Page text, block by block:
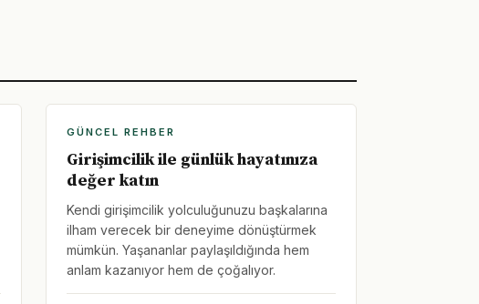
GÜNCEL REHBER
Girişimcilik ile günlük hayatınıza
değer katın
Kendi girişimcilik yolculuğunuzu başkalarına
ilham verecek bir deneyime dönüştürmek
mümkün. Yaşananlar paylaşıldığında hem
anlam kazanıyor hem de çoğalıyor.